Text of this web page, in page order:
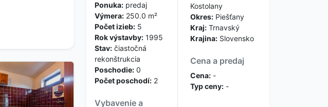
Ponuka: predaj
Výmera: 250.0 m²
Počet izieb: 5
Rok výstavby: 1995
Stav: čiastočná
rekonštrukcia
Poschodie: 0
Počet poschodí: 2
Vybavenie a
Kostolany
Okres: Piešťany
Kraj: Trnavský
Krajina: Slovensko
Cena a predaj
Cena: -
Typ ceny: -